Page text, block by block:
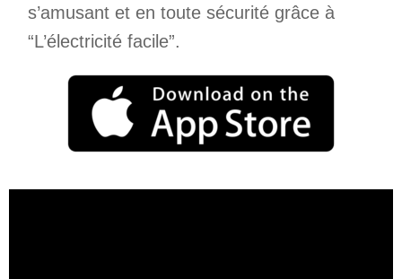
s’amusant et en toute sécurité grâce à
“L’électricité facile”.